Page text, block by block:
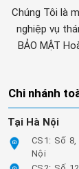
Chúng Tôi là
nghiệp vụ
BẢO MẬT
Chi nhánh
Tại Hà Nội
CS1: Số
Nội